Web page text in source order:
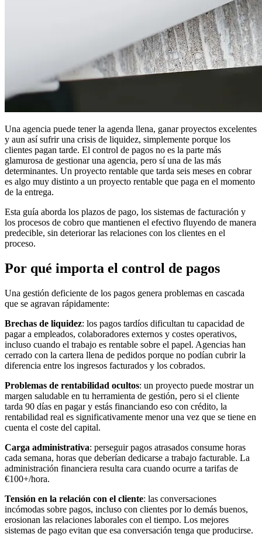
Una agencia puede tener la agenda llena, ganar proyectos excelentes
y aun así sufrir una crisis de liquidez, simplemente porque los
clientes pagan tarde. El control de pagos no es la parte más
glamurosa de gestionar una agencia, pero sí una de las más
determinantes. Un proyecto rentable que tarda seis meses en cobrar
es algo muy distinto a un proyecto rentable que paga en el momento
de la entrega.
Esta guía aborda los plazos de pago, los sistemas de facturación y
los procesos de cobro que mantienen el efectivo fluyendo de manera
predecible, sin deteriorar las relaciones con los clientes en el
proceso.
Por qué importa el control de pagos
Una gestión deficiente de los pagos genera problemas en cascada
que se agravan rápidamente:
Brechas de liquidez: los pagos tardíos dificultan tu capacidad de
pagar a empleados, colaboradores externos y costes operativos,
incluso cuando el trabajo es rentable sobre el papel. Agencias han
cerrado con la cartera llena de pedidos porque no podían cubrir la
diferencia entre los ingresos facturados y los cobrados.
Problemas de rentabilidad ocultos: un proyecto puede mostrar un
margen saludable en tu herramienta de gestión, pero si el cliente
tarda 90 días en pagar y estás financiando eso con crédito, la
rentabilidad real es significativamente menor una vez que se tiene en
cuenta el coste del capital.
Carga administrativa: perseguir pagos atrasados consume horas
cada semana, horas que deberían dedicarse a trabajo facturable. La
administración financiera resulta cara cuando ocurre a tarifas de
€100+/hora.
Tensión en la relación con el cliente: las conversaciones
incómodas sobre pagos, incluso con clientes por lo demás buenos,
erosionan las relaciones laborales con el tiempo. Los mejores
sistemas de pago evitan que esa conversación tenga que producirse.